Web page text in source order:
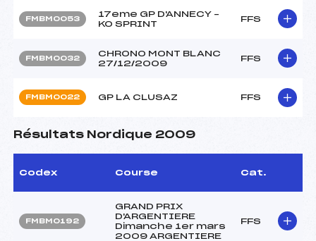
FMBM0053
17eme GP D'ANNECY –
KO SPRINT
FFS
FMBM0032
CHRONO MONT BLANC
27/12/2009
FFS
FMBM0022 GP LA CLUSAZ FFS
Résultats Nordique 2009
Codex Course Cat.
FMBM0192
GRAND PRIX
D'ARGENTIERE
Dimanche 1er mars
2009 ARGENTIERE
FFS